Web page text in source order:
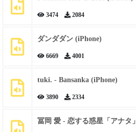
3474 2084
ダンダダン (iPhone)
6669 4001
tuki. - Bansanka (iPhone)
3890 2334
冨岡 愛 - 恋する惑星「アナタ」